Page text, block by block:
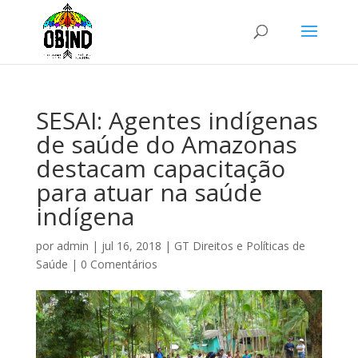
SESAI: Agentes indígenas
de saúde do Amazonas
destacam capacitação
para atuar na saúde
indígena
por admin | jul 16, 2018 | GT Direitos e Políticas de
Saúde | 0 Comentários